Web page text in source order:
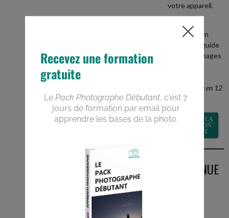
votre appareil.
recevez en
BONUS le guide
PDF de 40 pages
photographe en 12
semaines
RECEVOIR LA
FORMATION
GRATUITE
BIENVENUE